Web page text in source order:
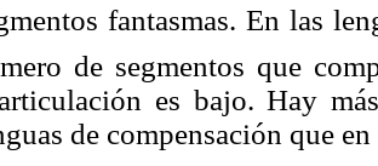
fantasmas. En las
de segmentos que
es bajo. Hay
de compensación que